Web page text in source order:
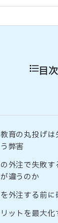
目次
育の丸投げ
弊害
外注で失敗
違うのか
外注する前
ットを最大化